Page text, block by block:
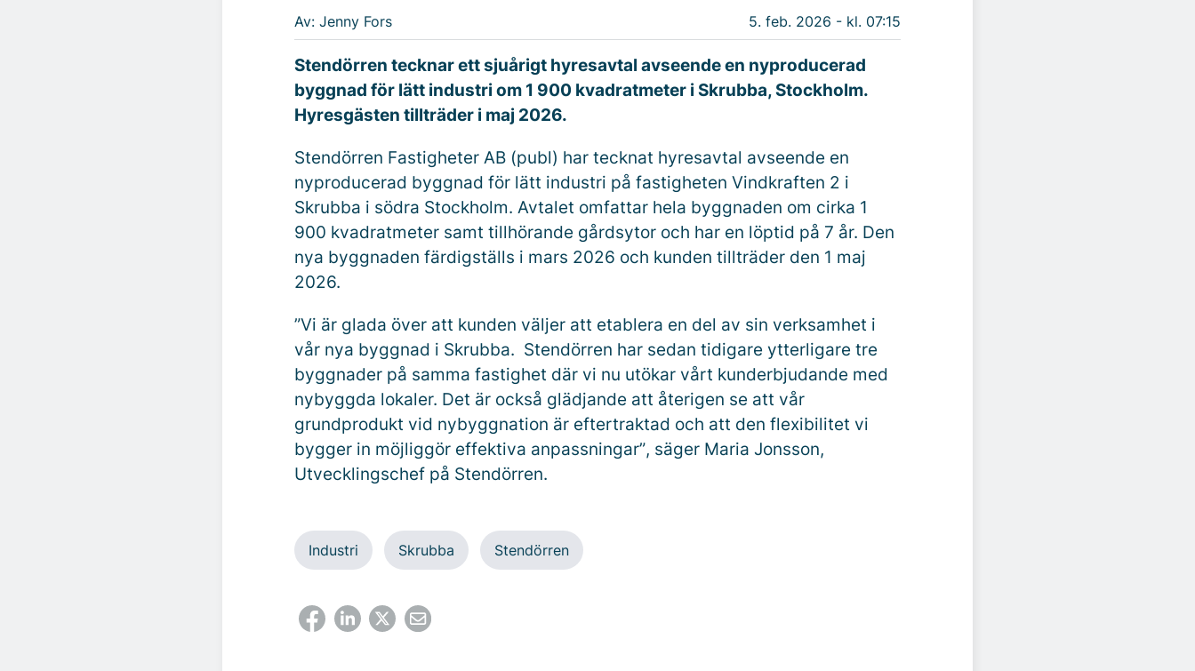
Av: Jenny Fors 5. feb. 2026 - kl. 07:15
Stendörren tecknar ett sjuårigt hyresavtal avseende en nyproducerad
byggnad för lätt industri om 1 900 kvadratmeter i Skrubba, Stockholm.
Hyresgästen tillträder i maj 2026.
Stendörren Fastigheter AB (publ) har tecknat hyresavtal avseende en
nyproducerad byggnad för lätt industri på fastigheten Vindkraften 2 i
Skrubba i södra Stockholm. Avtalet omfattar hela byggnaden om cirka 1
900 kvadratmeter samt tillhörande gårdsytor och har en löptid på 7 år. Den
nya byggnaden färdigställs i mars 2026 och kunden tillträder den 1 maj
2026.
”Vi är glada över att kunden väljer att etablera en del av sin verksamhet i
vår nya byggnad i Skrubba. Stendörren har sedan tidigare ytterligare tre
byggnader på samma fastighet där vi nu utökar vårt kunderbjudande med
nybyggda lokaler. Det är också glädjande att återigen se att vår
grundprodukt vid nybyggnation är eftertraktad och att den flexibilitet vi
bygger in möjliggör effektiva anpassningar”, säger Maria Jonsson,
Utvecklingschef på Stendörren.
Industri Skrubba Stendörren